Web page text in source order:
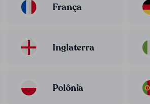
França
Inglaterra
Polônia